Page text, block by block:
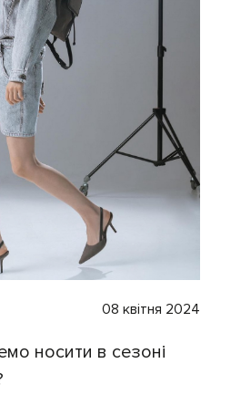
08 квітня 2024
носити в сезоні